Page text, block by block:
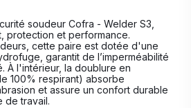
soudeur Cofra - Welder S3,
protection et performance.
cette paire est dotée d'une
garantit de l’imperméabilité
À l'intérieur, la doublure en
100% respirant) absorbe
et assure un confort durable
de travail.